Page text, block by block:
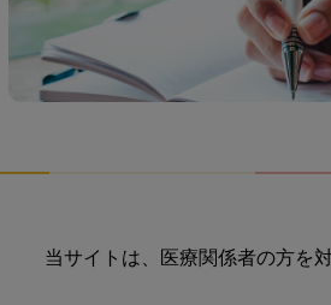
当サイトは、医療関係者の方を